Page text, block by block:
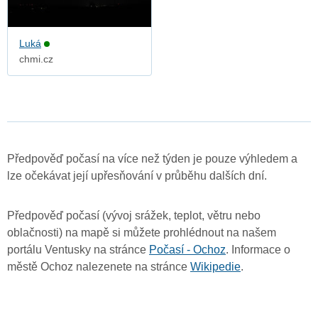
Luká
chmi.cz
Předpověď počasí na více než týden je pouze výhledem a
lze očekávat její upřesňování v průběhu dalších dní.
Předpověď počasí (vývoj srážek, teplot, větru nebo
oblačnosti) na mapě si můžete prohlédnout na našem
portálu Ventusky na stránce Počasí - Ochoz. Informace o
městě Ochoz nalezenete na stránce Wikipedie.